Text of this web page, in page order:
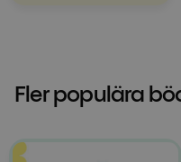
Fler populära